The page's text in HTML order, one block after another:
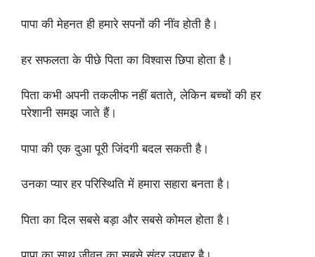
पापा की मेहनत ही हमारे सपनों की नींव होती है।
हर सफलता के पीछे पिता का विश्वास छिपा होता है।
पिता कभी अपनी तकलीफ नहीं बताते, लेकिन बच्चों की हर
परेशानी समझ जाते हैं।
पापा की एक दुआ पूरी जिंदगी बदल सकती है।
उनका प्यार हर परिस्थिति में हमारा सहारा बनता है।
पिता का दिल सबसे बड़ा और सबसे कोमल होता है।